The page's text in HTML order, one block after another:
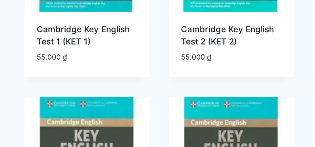
Cambridge Key English
Test 1 (KET 1)
55.000 ₫
Cambridge Key English
Test 2 (KET 2)
55.000 ₫